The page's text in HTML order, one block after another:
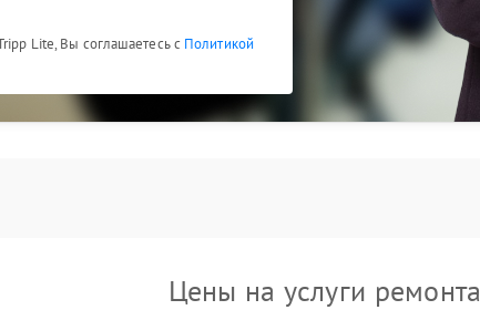
Lite, Вы соглашаетесь с Политикой
Цены на услуги ремонта